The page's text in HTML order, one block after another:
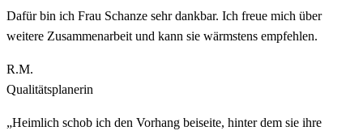
Dafür bin ich Frau Schanze sehr dankbar. Ich freue mich über
weitere Zusammenarbeit und kann sie wärmstens empfehlen.
R.M.
Qualitätsplanerin
„Heimlich schob ich den Vorhang beiseite, hinter dem sie ihre